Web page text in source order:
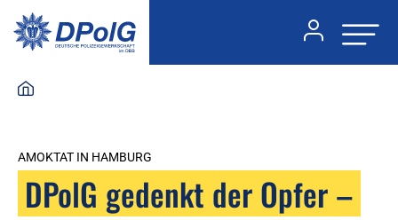
AMOKTAT IN HAMBURG
DPolG gedenkt der Opfer –